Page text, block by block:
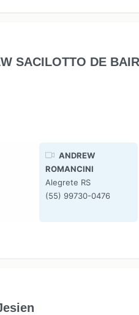
SACILOTTO DE
ANDREW
ROMANCINI
Alegrete RS
(55) 99730-0476